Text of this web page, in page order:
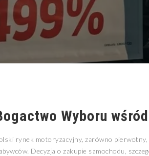
Wyboru
rynek motoryzacyjny, zarówno
Decyzja o zakupie samochodu,